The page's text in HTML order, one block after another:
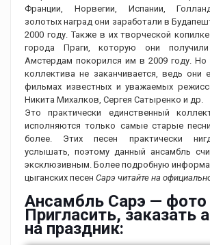
Франции, Норвегии, Испании,
золотых наград они заработали в
2000 году. Также в их творческой
города Праги, которую они
Амстердам покорился им в 2009 году. Но
коллектива не заканчивается, ведь они
фильмах известных и уважаемых
Никита Михалков, Сергея Сатыренко и др.
Это практически единственный
исполняются только самые старые
более. Этих песен практически
услышать, поэтому данный ансамбль
эксклюзивным. Более подробную
цыганских песен Сарэ читайте на
Ансамбль Сарэ — фото
Пригласить, заказать
на праздник: